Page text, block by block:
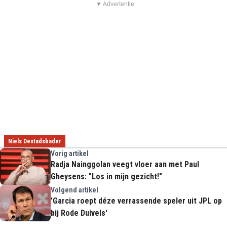
▼ Advertentie
Niels Destadsbader
Vorig artikel
Radja Nainggolan veegt vloer aan met Paul
Gheysens: "Los in mijn gezicht!"
Volgend artikel
'Garcia roept déze verrassende speler uit JPL op
bij Rode Duivels'